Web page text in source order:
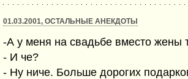
01.03.2001, ОСТАЛЬНЫЕ АНЕКДОТЫ
-А у меня на свадьбе вместо жены
- И че?
- Ну ниче. Больше дорогих